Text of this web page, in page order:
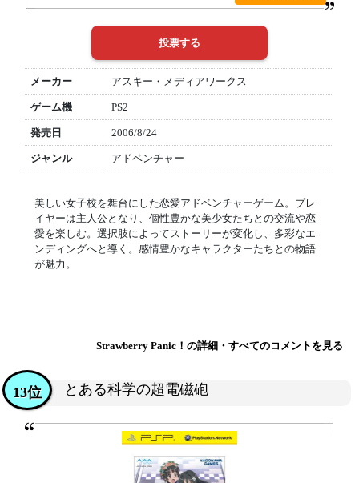
メーカー アスキー・メディアワークス
ゲーム機 PS2
発売日 2006/8/24
ジャンル アドベンチャー
美しい女子校を舞台にした恋愛アドベンチャーゲーム。プレ
イヤーは主人公となり、個性豊かな美少女たちとの交流や恋
愛を楽しむ。選択肢によってストーリーが変化し、多彩なエ
ンディングへと導く。感情豊かなキャラクターたちとの物語
が魅力。
Strawberry Panic！の詳細・すべてのコメントを見る
とある科学の超電磁砲
13位